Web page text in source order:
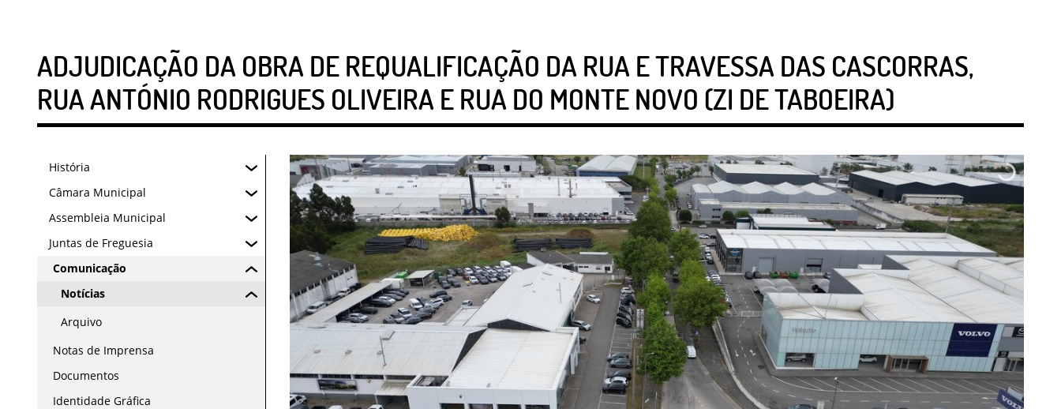
ADJUDICAÇÃO DA OBRA DE REQUALIFICAÇÃO DA RUA E TRAVESSA DAS CASCORRAS,
RUA ANTÓNIO RODRIGUES OLIVEIRA E RUA DO MONTE NOVO (ZI DE TABOEIRA)
História
Câmara Municipal
Assembleia Municipal
Juntas de Freguesia
Comunicação
Notícias
Arquivo
Notas de Imprensa
Documentos
Identidade Gráfica